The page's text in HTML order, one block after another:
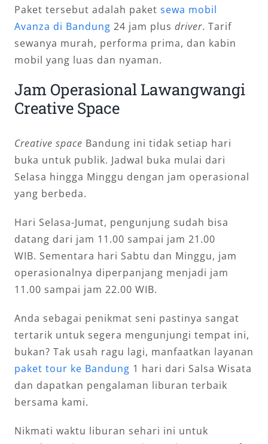
Paket tersebut adalah paket sewa mobil
Avanza di Bandung 24 jam plus driver. Tarif
sewanya murah, performa prima, dan kabin
mobil yang luas dan nyaman.
Jam Operasional Lawangwangi
Creative Space
Creative space Bandung ini tidak setiap hari
buka untuk publik. Jadwal buka mulai dari
Selasa hingga Minggu dengan jam operasional
yang berbeda.
Hari Selasa-Jumat, pengunjung sudah bisa
datang dari jam 11.00 sampai jam 21.00
WIB. Sementara hari Sabtu dan Minggu, jam
operasionalnya diperpanjang menjadi jam
11.00 sampai jam 22.00 WIB.
Anda sebagai penikmat seni pastinya sangat
tertarik untuk segera mengunjungi tempat ini,
bukan? Tak usah ragu lagi, manfaatkan layanan
paket tour ke Bandung 1 hari dari Salsa Wisata
dan dapatkan pengalaman liburan terbaik
bersama kami.
Nikmati waktu liburan sehari ini untuk